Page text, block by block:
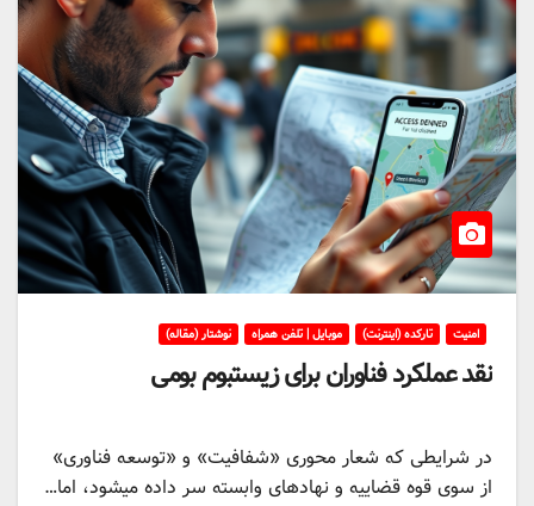
امنیت تارکده (اینترنت) موبایل | تلفن همراه نوشتار (مقاله)
نقد عملکرد فناوران برای زیستبوم بومی
در شرایطی که شعار محوری «شفافیت» و «توسعه فناوری»
از سوی قوه قضاییه و نهادهای وابسته سر داده میشود، اما…